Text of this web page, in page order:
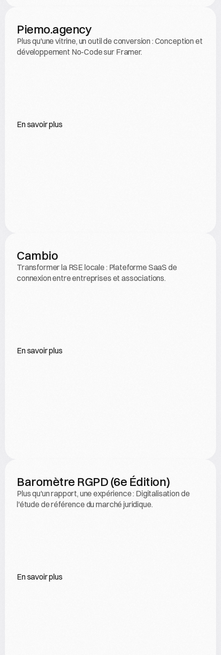
Piemo.agency
Plus qu'une vitrine, un outil de conversion : Conception et
développement No-Code sur Framer.
En savoir plus
Cambio
Transformer la RSE locale : Plateforme SaaS de
connexion entre entreprises et associations.
En savoir plus
Baromètre RGPD (6e Édition)
Plus qu'un rapport, une expérience : Digitalisation de
l'étude de référence du marché juridique.
En savoir plus